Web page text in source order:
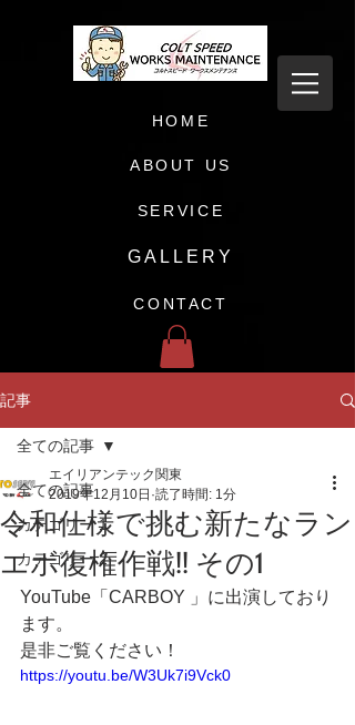
HOME
ABOUT US
SERVICE
GALLERY
CONTACT
記事
全ての記事
カテゴリー 1
カテゴリー 2
全ての記事
令和仕様で挑む新たなラン
エボ復権作戦!! その1
エイリアンテック関東
2019年12月10日 読了時間: 1分
YouTube「CARBOY 」に出演しており
ます。
是非ご覧ください！
https://youtu.be/W3Uk7i9Vck0